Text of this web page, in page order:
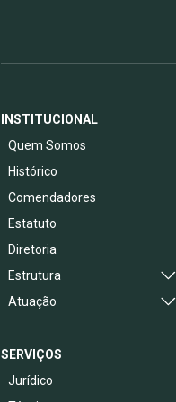
INSTITUCIONAL
Quem Somos
Histórico
Comendadores
Estatuto
Diretoria
Estrutura
Atuação
SERVIÇOS
Jurídico